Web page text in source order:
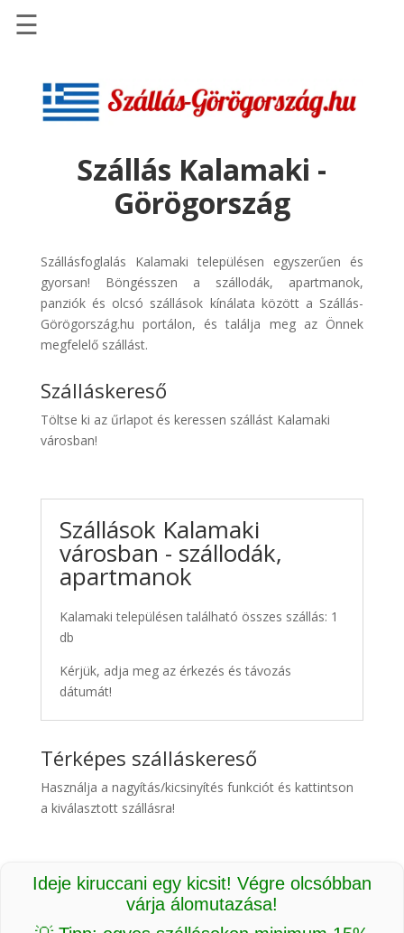
Szállások
Repülőjegy
pénzvisszatérítéssel
Discover
Cars
Transzfer
Kiwi
Taxi
☰
Szállás Kalamaki -
Görögország
Szállásfoglalás Kalamaki településen egyszerűen és
gyorsan! Böngésszen a szállodák, apartmanok,
panziók és olcsó szállások kínálata között a Szállás-
Görögország.hu portálon, és találja meg az Önnek
megfelelő szállást.
Szálláskereső
Töltse ki az űrlapot és keressen szállást Kalamaki
városban!
Szállások Kalamaki
városban - szállodák,
apartmanok
Kalamaki településen található összes szállás: 1
db
Kérjük, adja meg az érkezés és távozás
dátumát!
Térképes szálláskereső
Használja a nagyítás/kicsinyítés funkciót és kattintson
a kiválasztott szállásra!
Ideje kiruccani egy kicsit! Végre olcsóbban
várja álomutazása!